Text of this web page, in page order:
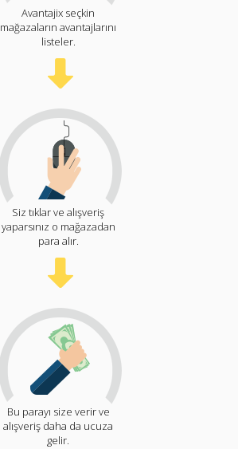
Avantajix seçkin
mağazaların avantajlarını
listeler.
Siz tıklar ve alışveriş
yaparsınız o mağazadan
para alır.
Bu parayı size verir ve
alışveriş daha da ucuza
gelir.